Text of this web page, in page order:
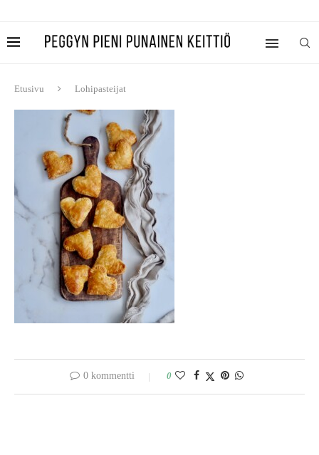
Etusivu Lohipasteijat
0 kommentti 0